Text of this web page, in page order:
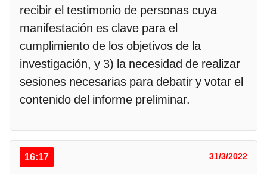
recibir el testimonio de personas cuya
manifestación es clave para el
cumplimiento de los objetivos de la
investigación, y 3) la necesidad de realizar
sesiones necesarias para debatir y votar el
contenido del informe preliminar.
16:17 31/3/2022